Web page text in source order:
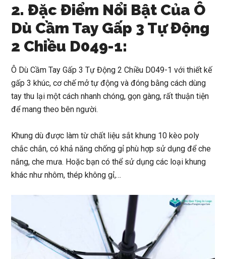
2. Đặc Điểm Nổi Bật Của Ô
Dù Cầm Tay Gấp 3 Tự Động
2 Chiều D049-1:
Ô Dù Cầm Tay Gấp 3 Tự Động 2 Chiều D049-1với thiết kế
gấp 3 khúc, cơ chế mở tự động và đóng bằng cách dùng
tay thu lại một cách nhanh chóng, gọn gàng, rất thuận tiện
để mang theo bên người.
Khung dù được làm từ chất liệu sắt khung 10 kèo poly
chắc chắn, có khả năng chống gỉ phù hợp sử dụng để che
nắng, che mưa. Hoặc bạn có thể sử dụng các loại khung
khác như nhôm, thép không gỉ,…